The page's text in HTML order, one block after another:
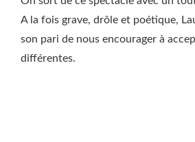
A la fois grave, drôle et poétique,
son pari de nous encourager à
différentes.